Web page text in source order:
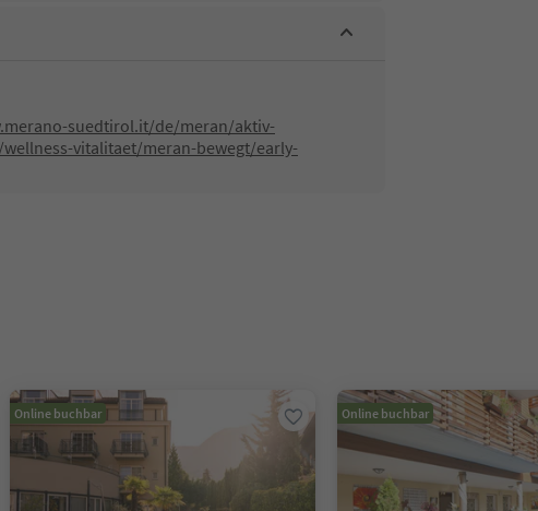
suedtirol.it/de/meran/aktiv-
vitalitaet/meran-bewegt/early-
Online buchbar Online buchbar